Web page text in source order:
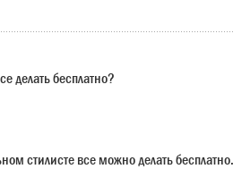
делать бесплатно?
стилисте все можно делать бесплатно.